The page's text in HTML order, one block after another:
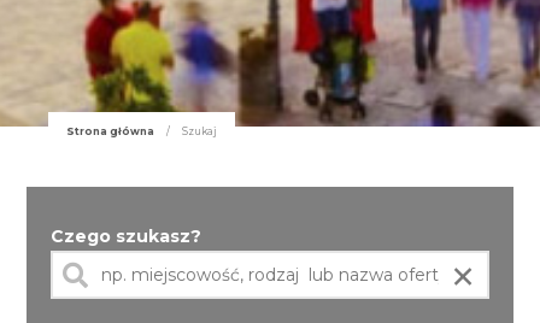
Strona główna / Szukaj
Czego szukasz?
×